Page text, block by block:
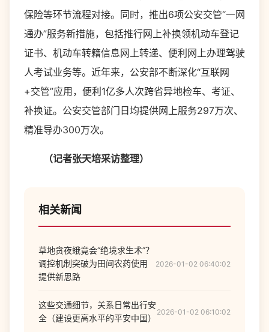
保险等环节流程对接。同时，推出6项公安交管“一网
通办”服务新措施，包括推行网上补换领机动车登记
证书、机动车转籍信息网上转递、便利网上办理驾驶
人考试业务等。近年来，公安部不断深化“互联网
+交管”应用，便利1亿多人次跨省异地检车、考证、
补换证。公安交管部门日均提供网上服务297万次、
精准导办300万次。
（记者张天培采访整理）
相关新闻
草地贪夜蛾竟会“绝境求生术”？
调控机制突破为田间农药使用
提供新思路
2026-01-02 06:40:02
这些交通细节，关系日常出行安
全（建设更高水平的平安中国）
2026-01-02 06:10:02